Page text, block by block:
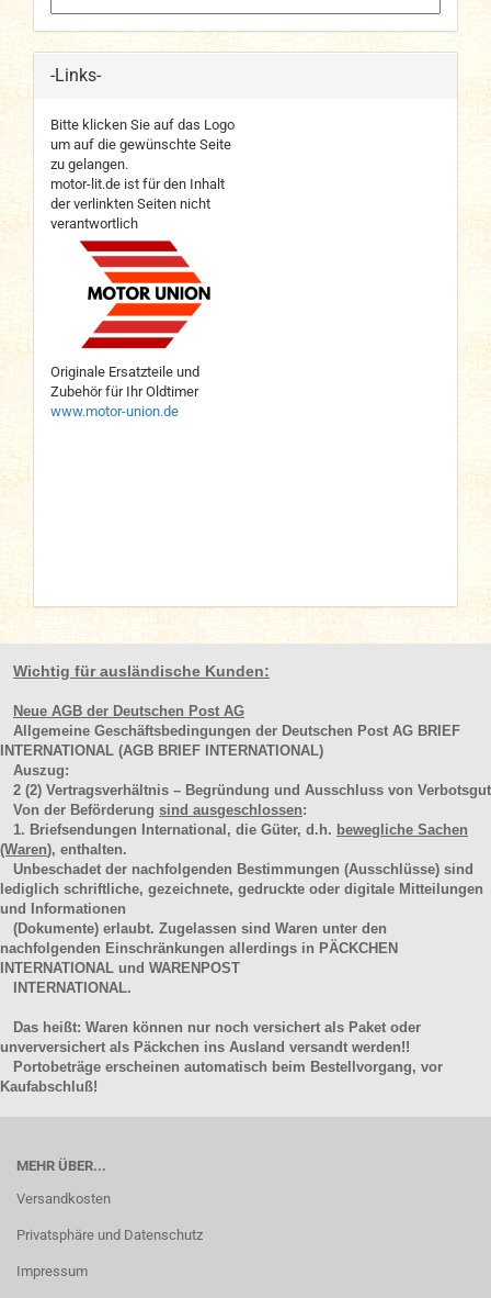
-Links-
Bitte klicken Sie auf das Logo
um auf die gewünschte Seite
zu gelangen.
motor-lit.de ist für den Inhalt
der verlinkten Seiten nicht
verantwortlich
Originale Ersatzteile und
Zubehör für Ihr Oldtimer
www.motor-union.de
Wichtig für ausländische Kunden:
Neue AGB der Deutschen Post AG
Allgemeine Geschäftsbedingungen der Deutschen Post AG BRIEF
INTERNATIONAL (AGB BRIEF INTERNATIONAL)
Auszug:
2 (2) Vertragsverhältnis – Begründung und Ausschluss von Verbotsgut
Von der Beförderung sind ausgeschlossen:
1. Briefsendungen International, die Güter, d.h. bewegliche Sachen
(Waren), enthalten.
Unbeschadet der nachfolgenden Bestimmungen (Ausschlüsse) sind
lediglich schriftliche, gezeichnete, gedruckte oder digitale Mitteilungen
und Informationen
(Dokumente) erlaubt. Zugelassen sind Waren unter den
nachfolgenden Einschränkungen allerdings in PÄCKCHEN
INTERNATIONAL und WARENPOST
INTERNATIONAL.
Das heißt: Waren können nur noch versichert als Paket oder
unverversichert als Päckchen ins Ausland versandt werden!!
Portobeträge erscheinen automatisch beim Bestellvorgang, vor
Kaufabschluß!
MEHR ÜBER...
Versandkosten
Privatsphäre und Datenschutz
Impressum